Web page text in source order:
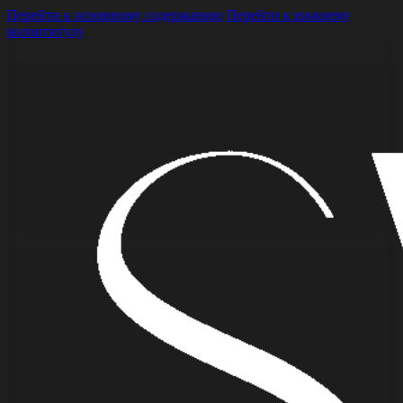
Перейти к основному содержанию Перейти к нижнему
колонтитулу